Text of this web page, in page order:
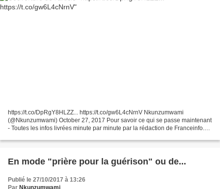
https://t.co/DpRgY8HLZZ... https://t.co/gw6L4cNrnV Nkunzumwami
(@Nkunzumwami) October 27, 2017 Pour savoir ce qui se passe maintenant
- Toutes les infos livrées minute par minute par la rédaction de Franceinfo.
En mode "prière pour la guérison" ou de...
Publié le 27/10/2017 à 13:26
Par Nkunzumwami